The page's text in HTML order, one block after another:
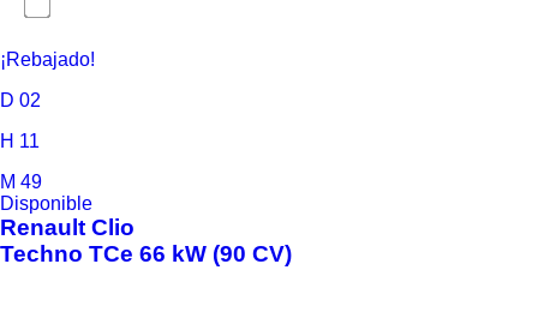
¡Rebajado!
D 02
H 11
M 49
Disponible
Renault Clio
Techno TCe 66 kW (90 CV)